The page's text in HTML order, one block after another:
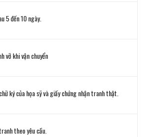
5 đến 10 ngày.
vỡ khi vận chuyển
ký của họa sỹ và giấy chứng nhận tranh thật.
theo yêu cầu.